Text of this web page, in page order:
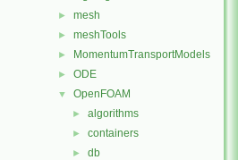
► mesh
► meshTools
► MomentumTransportModels
► ODE
▼ OpenFOAM
► algorithms
► containers
► db